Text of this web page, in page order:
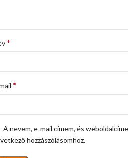
*
*
A nevem, e-mail címem, és
hozzászólásomhoz.